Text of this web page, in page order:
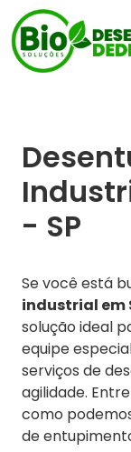
- SP
Se você está
industrial em
solução ideal
equipe
serviços de
agilidade.
como
de